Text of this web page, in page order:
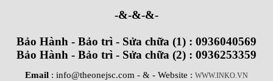
-&-&-&-
Bảo Hành - Bảo trì - Sửa chữa (1) : 0936040569
Bảo Hành - Bảo trì - Sửa chữa (2) : 0936253359
Email : info@theonejsc.com - & - Website : WWW.INKO.VN